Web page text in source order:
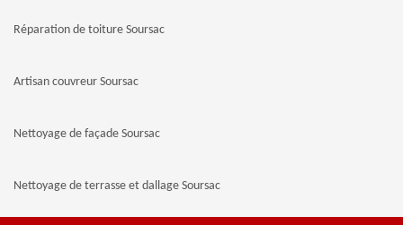
Réparation de toiture Soursac
Artisan couvreur Soursac
Nettoyage de façade Soursac
Nettoyage de terrasse et dallage Soursac